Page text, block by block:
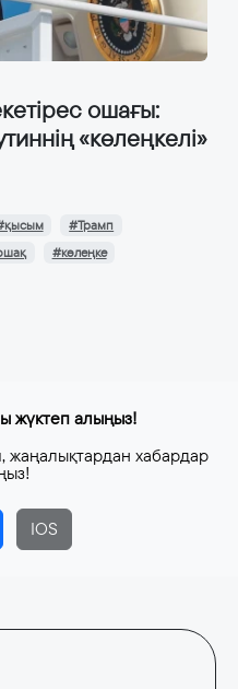
ошағы:
«көлеңкелі»
#Трамп
#көлеңке
жүктеп алыңыз!
жаңалықтардан хабардар
IOS